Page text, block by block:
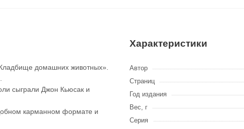
домашних животных».
сыграли Джон Кьюсак и
карманном формате и
Характеристики
Автор
Страниц
Год издания
Вес, г
Серия